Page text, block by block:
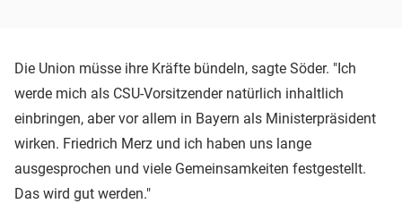
Die Union müsse ihre Kräfte bündeln, sagte Söder. "Ich
werde mich als CSU-Vorsitzender natürlich inhaltlich
einbringen, aber vor allem in Bayern als Ministerpräsident
wirken. Friedrich Merz und ich haben uns lange
ausgesprochen und viele Gemeinsamkeiten festgestellt.
Das wird gut werden."